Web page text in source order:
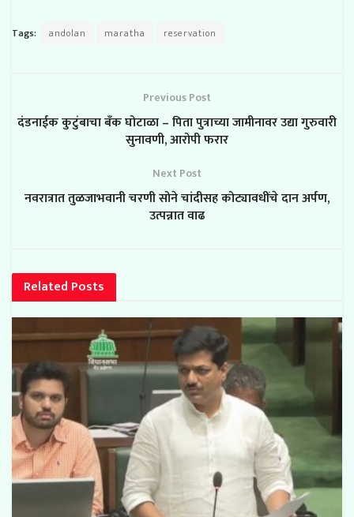
Tags: andolan maratha reservation
Previous Post
दंडनाईक कुटुंबाचा बँक घोटाळा – पिता पुत्राच्या जामीनावर उद्या गुरुवारी
सुनावणी, आरोपी फरार
Next Post
नवरात्रात तुळजाभवानी चरणी सोने चांदीसह कोट्यावधींचे दान अर्पण,
उत्पन्नात वाढ
Related Posts